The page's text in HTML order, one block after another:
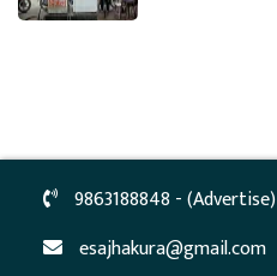
9863188848 - (Advertise)
esajhakura@gmail.com